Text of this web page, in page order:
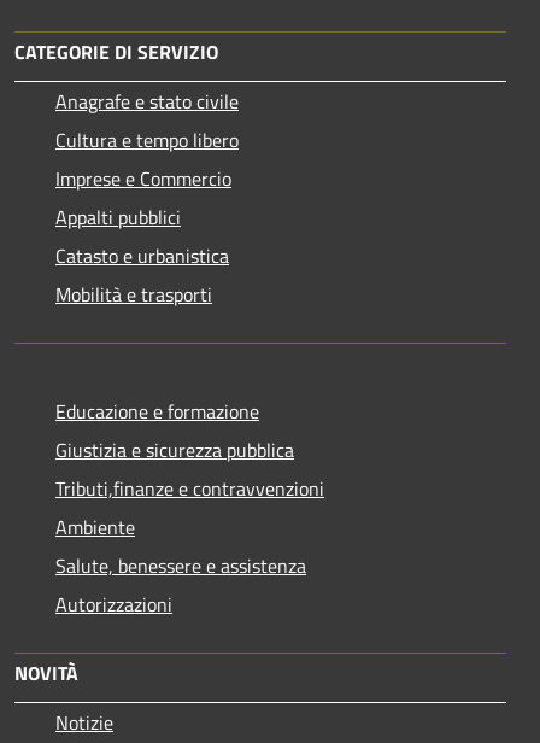
CATEGORIE DI SERVIZIO
Anagrafe e stato civile
Cultura e tempo libero
Imprese e Commercio
Appalti pubblici
Catasto e urbanistica
Mobilità e trasporti
Educazione e formazione
Giustizia e sicurezza pubblica
Tributi,finanze e contravvenzioni
Ambiente
Salute, benessere e assistenza
Autorizzazioni
NOVITÀ
Notizie